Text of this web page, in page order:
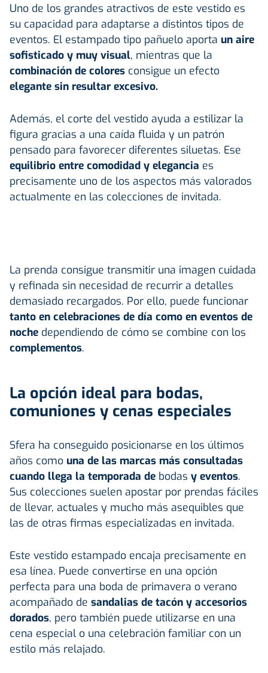
Uno de los grandes atractivos de este vestido es
su capacidad para adaptarse a distintos tipos de
eventos. El estampado tipo pañuelo aporta un aire
sofisticado y muy visual, mientras que la
combinación de colores consigue un efecto
elegante sin resultar excesivo.
Además, el corte del vestido ayuda a estilizar la
figura gracias a una caída fluida y un patrón
pensado para favorecer diferentes siluetas. Ese
equilibrio entre comodidad y elegancia es
precisamente uno de los aspectos más valorados
actualmente en las colecciones de invitada.
La prenda consigue transmitir una imagen cuidada
y refinada sin necesidad de recurrir a detalles
demasiado recargados. Por ello, puede funcionar
tanto en celebraciones de día como en eventos de
noche dependiendo de cómo se combine con los
complementos.
La opción ideal para bodas,
comuniones y cenas especiales
Sfera ha conseguido posicionarse en los últimos
años como una de las marcas más consultadas
cuando llega la temporada de bodas y eventos.
Sus colecciones suelen apostar por prendas fáciles
de llevar, actuales y mucho más asequibles que
las de otras firmas especializadas en invitada.
Este vestido estampado encaja precisamente en
esa línea. Puede convertirse en una opción
perfecta para una boda de primavera o verano
acompañado de sandalias de tacón y accesorios
dorados, pero también puede utilizarse en una
cena especial o una celebración familiar con un
estilo más relajado.